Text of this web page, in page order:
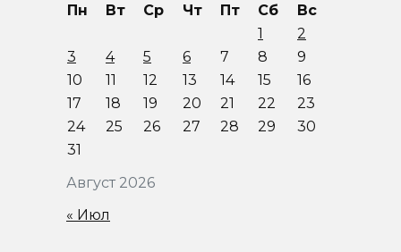
Август 2026
Пн Вт Ср Чт Пт Сб
Вс
1
2
3
4 5 6 7 8
9
10
11 12 13 14 15
16
17
18 19 20 21 22
23
24
25 26 27 28 29
30
31
« Июл